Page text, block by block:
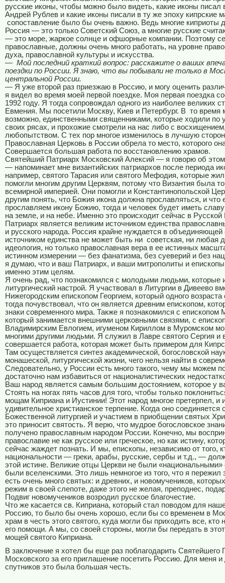
русские иконы, чтобы можно было видеть, какие иконы писал
Андрей Рублев и какие иконы писали в ту же эпоху кипрские
сопоставление было бы очень важно. Ведь многие киприоты
Россия — это только Советский Союз, а многие русские
— это море, жаркое солнце и офшорные компании. Поэтому
православные, должны очень много работать, на уровне
духа, православной культуры и искусства.
— Мой последний краткий вопрос: расскажите о ваших
поездки по России. Я знаю, что вы побывали не только в
центральной России.
— Я уже второй раз приезжаю в Россию, и могу оценить
я видел во время моей первой поездке. Моя первая поездка
1992 году. Я тогда сопровождал одного из наиболее великих
Евмения. Мы посетили Москву, Киев и Петербург. В то время
возможно, единственными священниками, которые ходили по
своих рясах, и прохожие смотрели на нас либо с
любопытством. С тех пор многое изменилось в лучшую
Православная Церковь в России обрела то место, которого
Совершается большая работа по восстановлению храмов.
Святейший Патриарх Московский Алексий — я говорю об
— напоминает мне византийских патриархов после периода
например, святого Тарасия или святого Мефодия, которые
помогли многим другим Церквям, потому что Византия была
всемирной империей. Они помогли и Константинопольской
другим понять, что Божия икона должна прославляться, и что
прославляем икону Божию, тогда и человек будет иметь
на земле, и на небе. Именно это происходит сейчас в
Патриарх является великим источником единства
и русского народа. Россия крайне нуждается в объединяющей
источником единства не может быть ни советская, ни любая
идеология, но только православная вера в ее истинных
истинном измерении — без фанатизма, без суеверий и без
я думаю, что и ваш Патриарх, и ваши митрополиты и
именно этим целям.
Я очень рад, что познакомился с молодыми людьми, которые
литургический настрой. Я участвовал в Литургии в Дивеево
Нижегородским епископом Георгием, который одного
тогда почувствовал, что он является древним епископом,
знаки современного мира. Также я познакомился с епископом
который занимается внешними церковными связями, с
Владимирским Евлогием, игуменом Кириллом в Муромском
многими другими людьми. Я служил в Лавре святого Сергия и
совершается работа, которая может быть примером для
Там осуществляется синтез академической, богословской
монашеской, литургической жизни, чего нельзя найти в
Следовательно, у России есть много такого, чему мы можем
достаточно нам избавиться от националистических
Ваш народ является самым большим достоянием, которое у
Стоять на ногах пять часов для того, чтобы только
мощам Киприана и Иустинии! Этот народ многое претерпел, и
удивительное христианское терпение. Когда оно соединяется
Божественной литургией и участием в приобщении святых
это приносит святость. Я верю, что мудрое богословское
получено православным народом России. Конечно, мы
православие не как русское или греческое, но как истину,
сейчас жаждет познать. И мы, епископы, независимо от того,
национальности — греки, арабы, русские, сербы и т.д., —
этой истине. Великие отцы Церкви не были «национальными»
были вселенскими. Это лишь немногое из того, что я пережил
есть очень много святых: и древних, и новомучеников,
режим в своей слепоте, даже этого не желая, преподнес,
Подвиг новомучеников возродил русское благочестие.
Что же касается св. Киприана, который стал поводом для
Россию, то было бы очень хорошо, если бы со временем в
храм в честь этого святого, куда могли бы приходить все, кто
его помощи. А мы, со своей стороны, могли бы передать в
мощей святого Киприана.
В заключение я хотел бы еще раз поблагодарить Святейшего
Московского за его приглашение посетить Россию. Для меня
спутников это была большая честь.